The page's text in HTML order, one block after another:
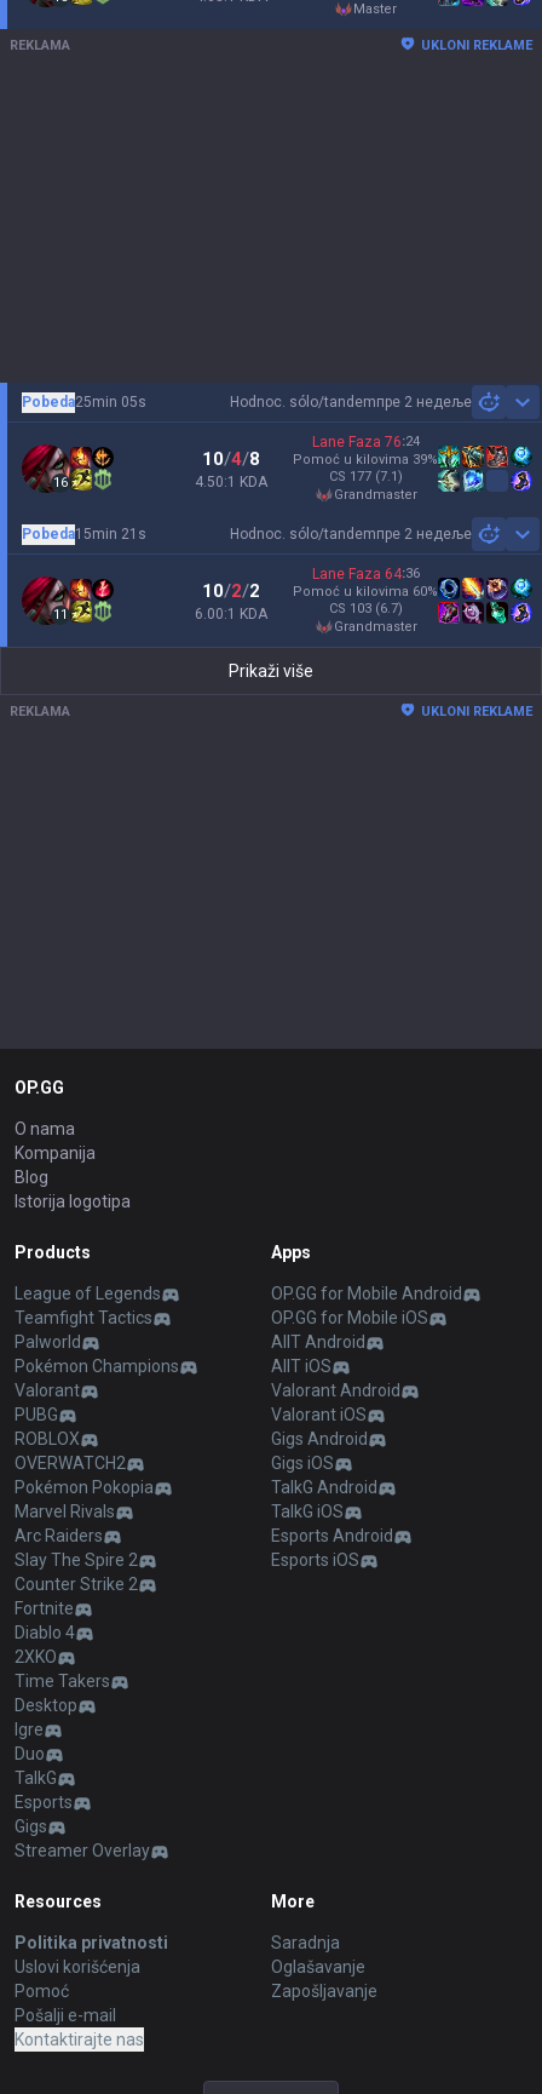
master
REKLAMA UKLONI REKLAME
Hodnoc. sólo/tandemпре 2 недеље
Pobeda25min 05s
16
10/4/8
4.50:1 KDA
Lane Faza 76:24
Pomoć u kilovima 39%
CS 177 (7.1)
grandmaster
Hodnoc. sólo/tandemпре 2 недеље
Pobeda15min 21s
11
10/2/2
6.00:1 KDA
Lane Faza 64:36
Pomoć u kilovima 60%
CS 103 (6.7)
grandmaster
Prikaži više
REKLAMA UKLONI REKLAME
OP.GG
O nama
Kompanija
Blog
Istorija logotipa
Products
League of Legends
Teamfight Tactics
Palworld
Pokémon Champions
Valorant
PUBG
ROBLOX
OVERWATCH2
Pokémon Pokopia
Marvel Rivals
Arc Raiders
Slay The Spire 2
Counter Strike 2
Fortnite
Diablo 4
2XKO
Time Takers
Desktop
Igre
Duo
TalkG
Esports
Gigs
Streamer Overlay
Apps
OP.GG for Mobile Android
OP.GG for Mobile iOS
AllT Android
AllT iOS
Valorant Android
Valorant iOS
Gigs Android
Gigs iOS
TalkG Android
TalkG iOS
Esports Android
Esports iOS
Resources
Politika privatnosti
Uslovi korišćenja
Pomoć
Pošalji e-mail
Kontaktirajte nas
More
Saradnja
Oglašavanje
Zapošljavanje